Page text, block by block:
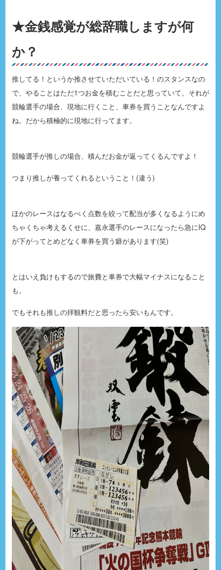
★金銭感覚が総辞職しますが何
か？
推してる！というか推させていただいている！のスタンスなの
で、やることはただ1つお金を積むことだと思っていて。それが
競輪選手の場合、現地に行くこと、車券を買うことなんですよ
ね。だから積極的に現地に行ってます。
競輪選手が推しの場合、積んだお金が返ってくるんですよ！
つまり推しが養ってくれるということ！(違う)
ほかのレースはなるべく点数を絞って配当が多くなるようにめ
ちゃくちゃ考えるくせに、嘉永選手のレースになったら急にIQ
が下がってとめどなく車券を買う癖があります(笑)
とはいえ負けもするので旅費と車券で大幅マイナスになること
も。
でもそれも推しの拝観料だと思ったら安いもんです。